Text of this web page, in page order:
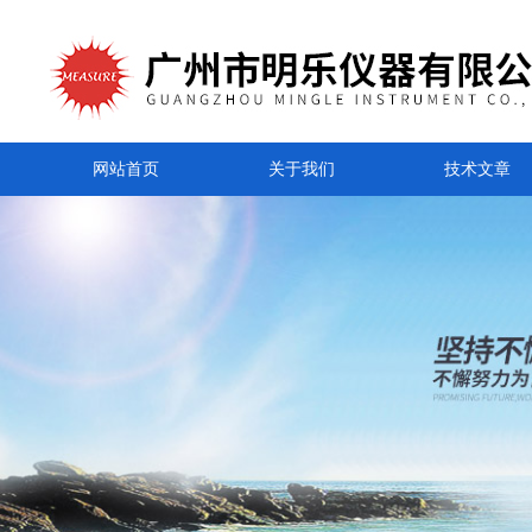
网站首页 关于我们 技术文章